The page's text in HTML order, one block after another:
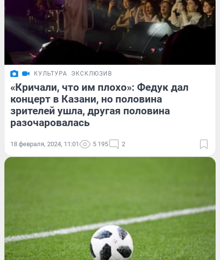
КУЛЬТУРА ЭКСКЛЮЗИВ
«Кричали, что им плохо»: Федук дал
концерт в Казани, но половина
зрителей ушла, другая половина
разочаровалась
18 февраля, 2024, 11:01 5 195 2